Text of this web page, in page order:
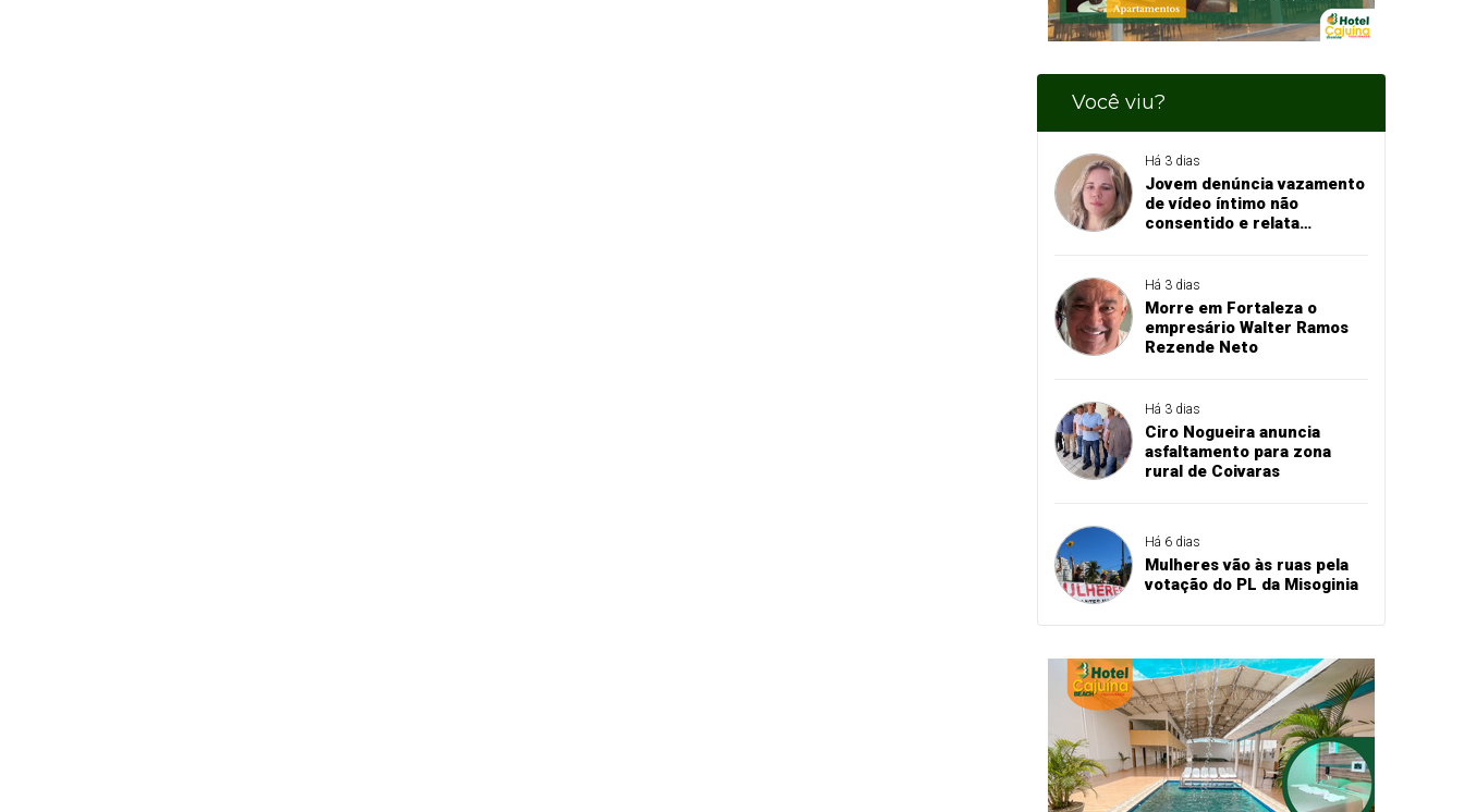
Você viu?
Há 3 dias
Jovem denúncia vazamento
de vídeo íntimo não
consentido e relata
Há 3 dias
Morre em Fortaleza o
empresário Walter Ramos
Rezende Neto
Há 3 dias
Ciro Nogueira anuncia
asfaltamento para zona
rural de Coivaras
Há 6 dias
Mulheres vão às ruas pela
votação do PL da Misoginia